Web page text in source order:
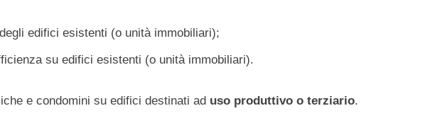
edifici esistenti (o unità immobiliari);
su edifici esistenti (o unità immobiliari).
e condomini su edifici destinati ad uso produttivo o terziario.